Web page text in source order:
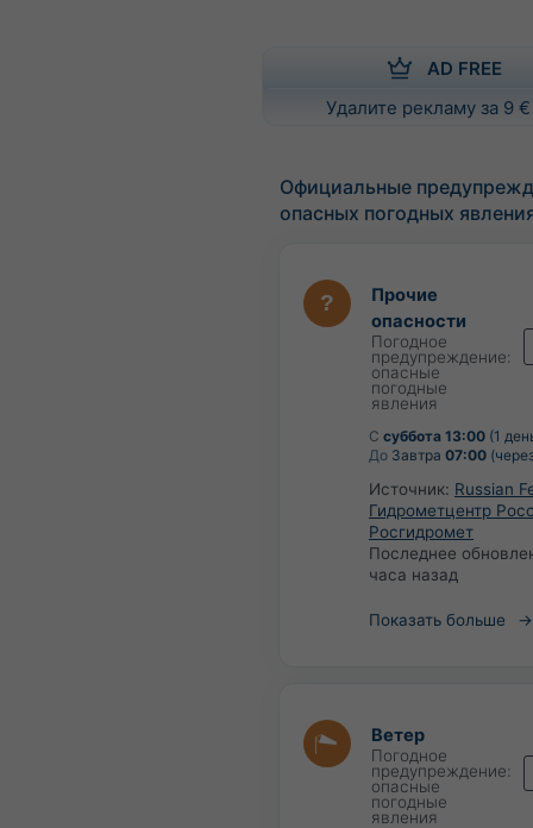
AD FREE
Удалите рекламу за 9 €
Официальные
опасных погодных
Прочие
опасности
Погодное
предупреждение:
опасные
погодные
явления
С суббота 13:00 (1
До Завтра 07:00
Источник: Russian
Гидрометцентр
Росгидромет
Последнее
часа назад
Показать больше
Ветер
Погодное
предупреждение:
опасные
погодные
явления